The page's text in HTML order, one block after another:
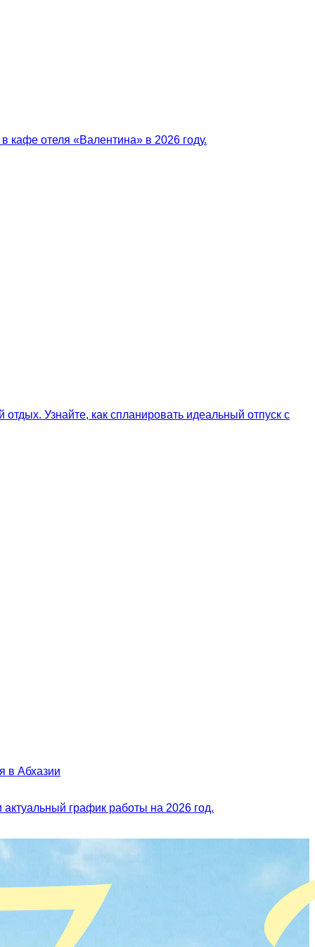
кафе отеля «Валентина» в 2026 году.
Узнайте, как спланировать идеальный отпуск с
в Абхазии
график работы на 2026 год.